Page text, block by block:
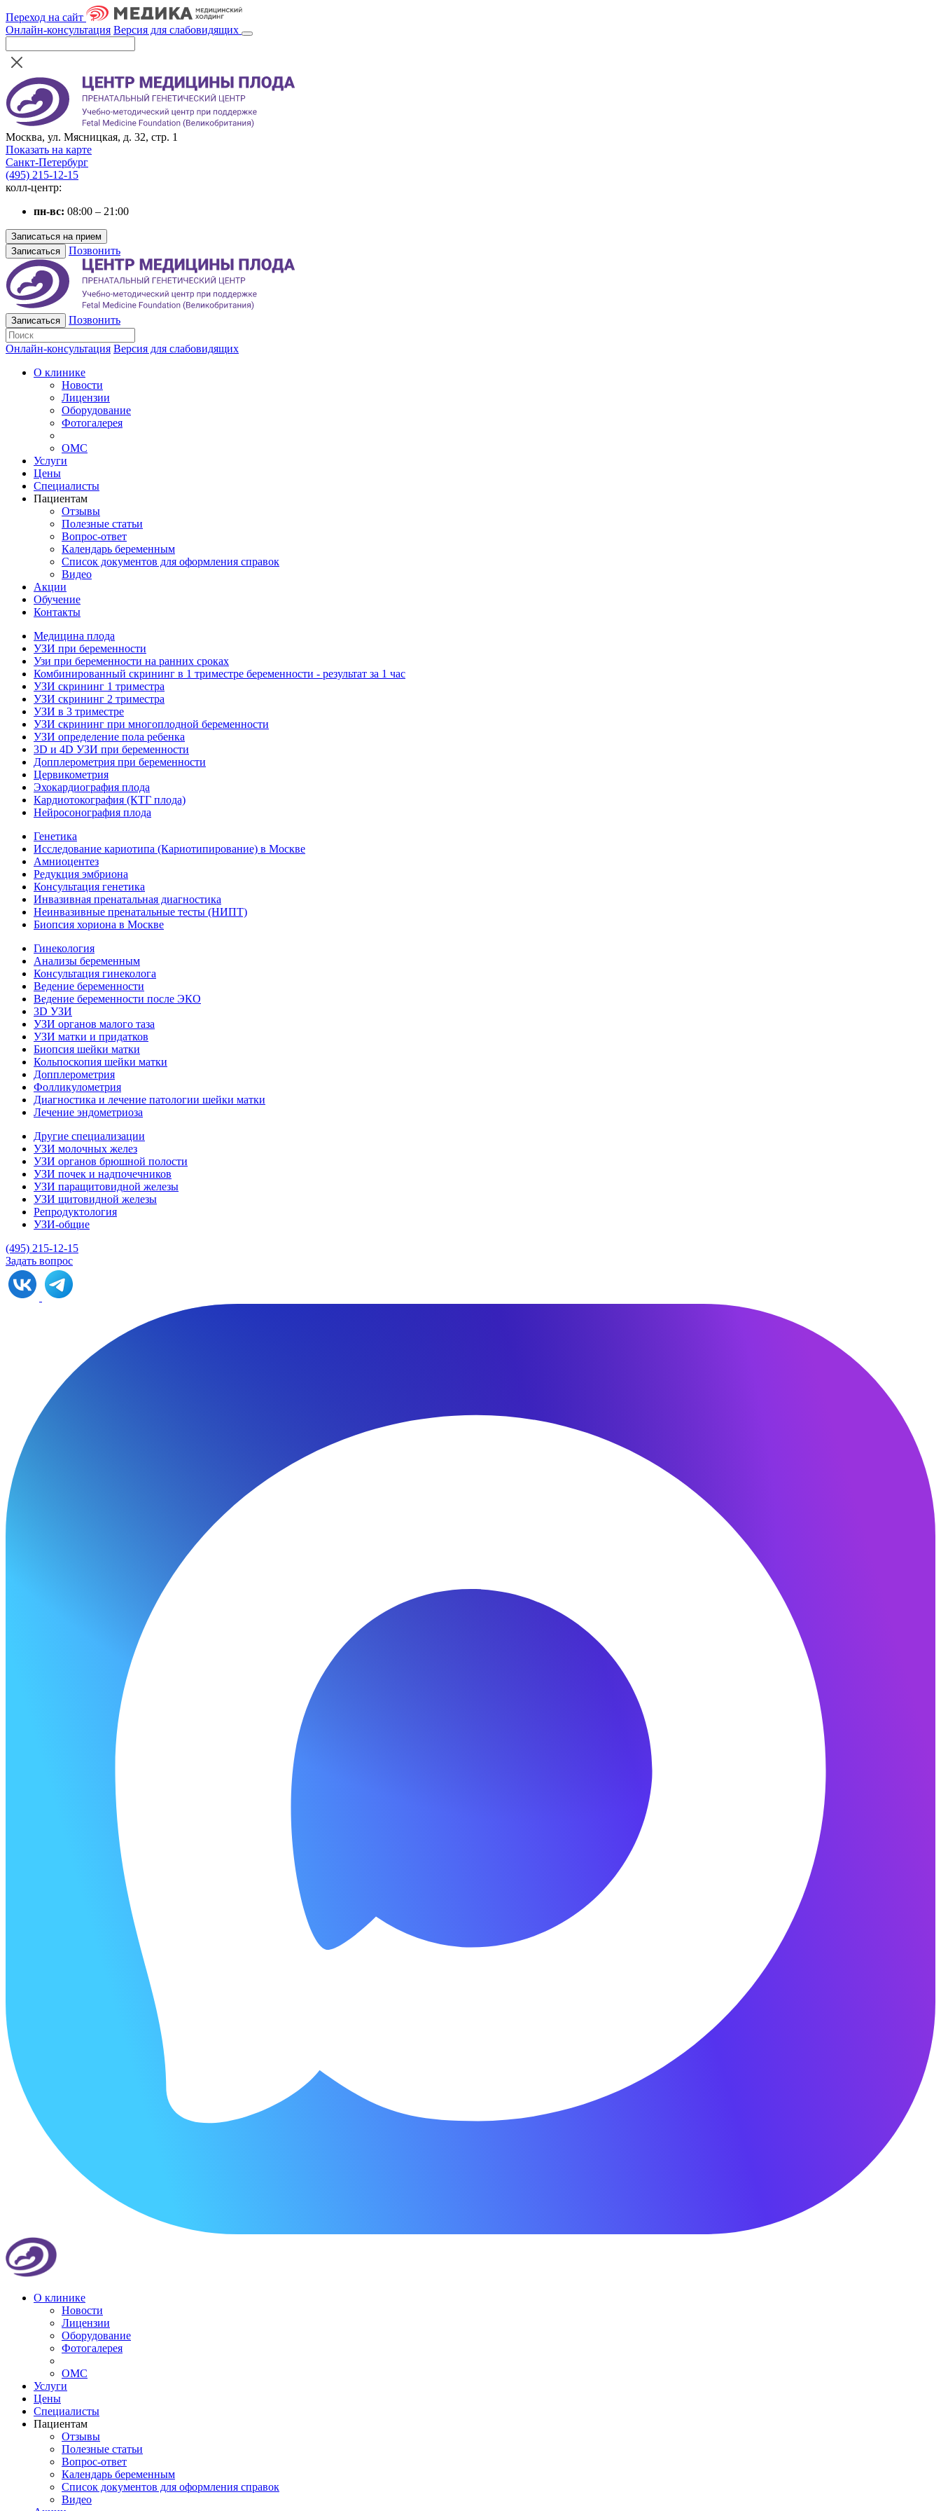
Переход на сайт
Онлайн-консультация Версия для слабовидящих
Москва, ул. Мясницкая, д. 32, стр. 1
Показать на карте
Санкт-Петербург
(495) 215-12-15
колл-центр:
пн-вс: 08:00 – 21:00
Записаться на прием
Записаться
Позвонить
Записаться Позвонить
Онлайн-консультация Версия для слабовидящих
О клинике
Новости
Лицензии
Оборудование
Фотогалерея
ОМС
Услуги
Цены
Специалисты
Пациентам
Отзывы
Полезные статьи
Вопрос-ответ
Календарь беременным
Список документов для оформления справок
Видео
Акции
Обучение
Контакты
Медицина плода
УЗИ при беременности
Узи при беременности на ранних сроках
Комбинированный скрининг в 1 триместре беременности - результат за 1 час
УЗИ скрининг 1 триместра
УЗИ скрининг 2 триместра
УЗИ в 3 триместре
УЗИ скрининг при многоплодной беременности
УЗИ определение пола ребенка
3D и 4D УЗИ при беременности
Допплерометрия при беременности
Цервикометрия
Эхокардиография плода
Кардиотокография (КТГ плода)
Нейросонография плода
Генетика
Исследование кариотипа (Кариотипирование) в Москве
Амниоцентез
Редукция эмбриона
Консультация генетика
Инвазивная пренатальная диагностика
Неинвазивные пренатальные тесты (НИПТ)
Биопсия хориона в Москве
Гинекология
Анализы беременным
Консультация гинеколога
Ведение беременности
Ведение беременности после ЭКО
3D УЗИ
УЗИ органов малого таза
УЗИ матки и придатков
Биопсия шейки матки
Кольпоскопия шейки матки
Допплерометрия
Фолликулометрия
Диагностика и лечение патологии шейки матки
Лечение эндометриоза
Другие специализации
УЗИ молочных желез
УЗИ органов брюшной полости
УЗИ почек и надпочечников
УЗИ паращитовидной железы
УЗИ щитовидной железы
Репродуктология
УЗИ-общие
(495) 215-12-15
Задать вопрос
О клинике
Новости
Лицензии
Оборудование
Фотогалерея
ОМС
Услуги
Цены
Специалисты
Пациентам
Отзывы
Полезные статьи
Вопрос-ответ
Календарь беременным
Список документов для оформления справок
Видео